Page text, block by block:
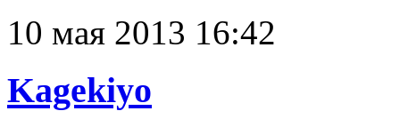
10 мая 2013 16:42
Kagekiyo